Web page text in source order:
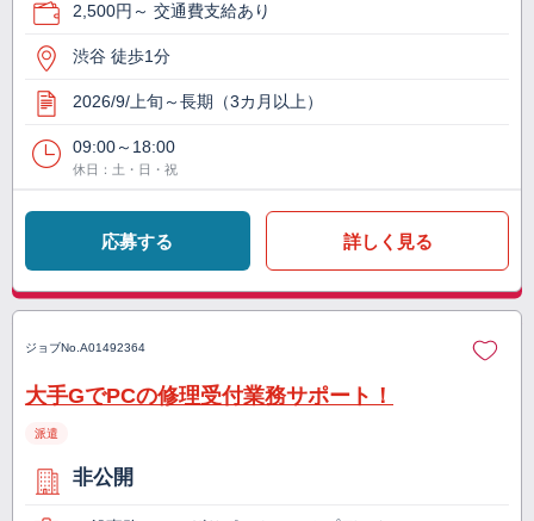
2,500円～ 交通費支給あり
渋谷 徒歩1分
2026/9/上旬～長期（3カ月以上）
09:00～18:00
休日：土・日・祝
応募する 詳しく見る
ジョブNo. A01492364
大手GでPCの修理受付業務サポート！
派遣
非公開